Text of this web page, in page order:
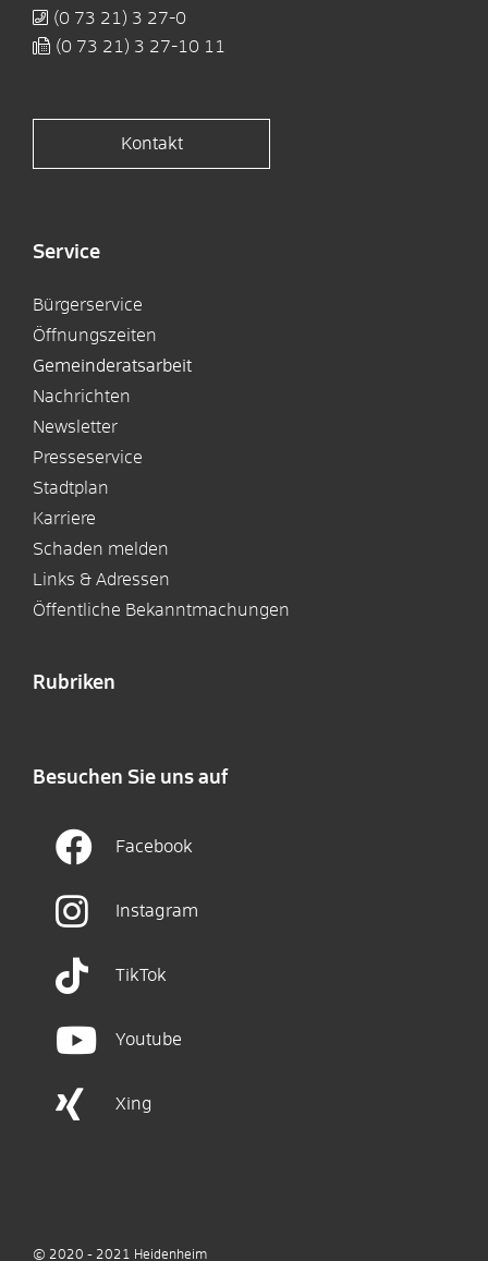
(0 73 21) 3 27-0
(0 73 21) 3 27-10 11
Kontakt
Service
Bürgerservice
Öffnungszeiten
Gemeinderatsarbeit
Nachrichten
Newsletter
Presseservice
Stadtplan
Karriere
Schaden melden
Links & Adressen
Öffentliche Bekanntmachungen
Rubriken
Besuchen Sie uns auf
Facebook
Instagram
TikTok
Youtube
Xing
© 2020 - 2021 Heidenheim